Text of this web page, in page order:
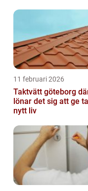
11 februari 2026
Taktvätt göteborg därför
lönar det sig att ge
nytt liv